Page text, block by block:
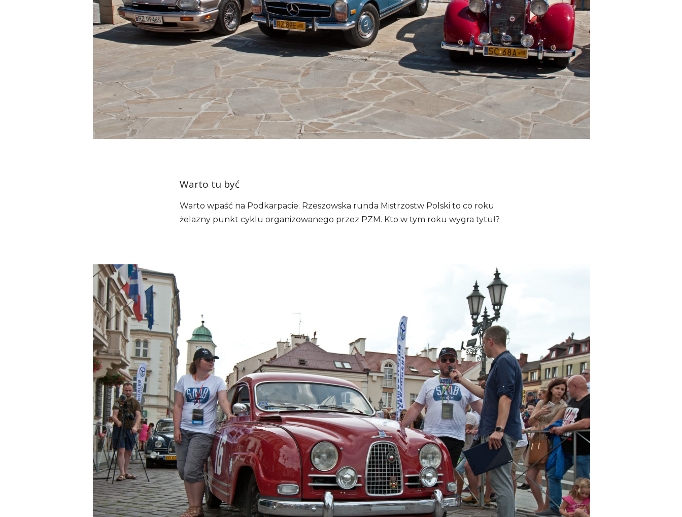
Warto tu być
Warto wpaść na Podkarpacie. Rzeszowska runda Mistrzostw Polski to co roku
żelazny punkt cyklu organizowanego przez PZM. Kto w tym roku wygra tytuł?